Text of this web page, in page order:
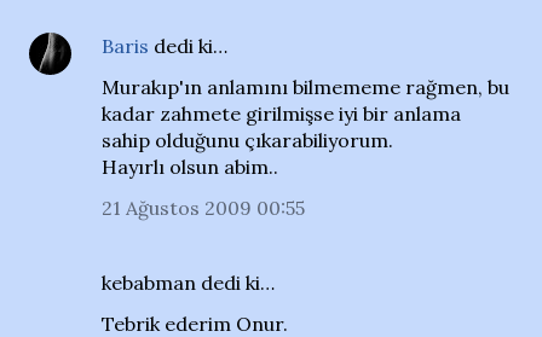
Baris dedi ki…
Murakıp'ın anlamını bilmememe rağmen, bu
kadar zahmete girilmişse iyi bir anlama
sahip olduğunu çıkarabiliyorum.
Hayırlı olsun abim..
21 Ağustos 2009 00:55
kebabman dedi ki…
Tebrik ederim Onur.